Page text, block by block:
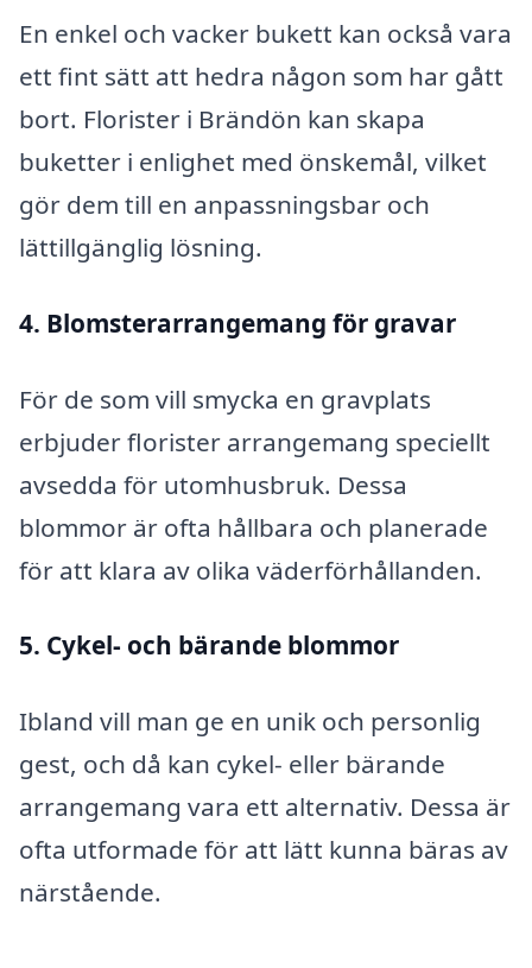
En enkel och vacker bukett kan också vara
ett fint sätt att hedra någon som har gått
bort. Florister i Brändön kan skapa
buketter i enlighet med önskemål, vilket
gör dem till en anpassningsbar och
lättillgänglig lösning.
4. Blomsterarrangemang för gravar
För de som vill smycka en gravplats
erbjuder florister arrangemang speciellt
avsedda för utomhusbruk. Dessa
blommor är ofta hållbara och planerade
för att klara av olika väderförhållanden.
5. Cykel- och bärande blommor
Ibland vill man ge en unik och personlig
gest, och då kan cykel- eller bärande
arrangemang vara ett alternativ. Dessa är
ofta utformade för att lätt kunna bäras av
närstående.